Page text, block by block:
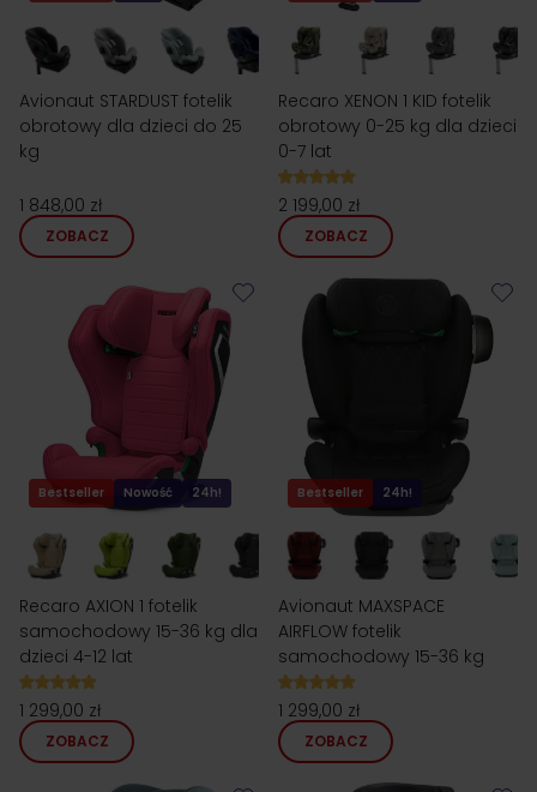
Avionaut STARDUST fotelik
obrotowy dla dzieci do 25
kg
1 848,00 zł
ZOBACZ
Recaro XENON 1 KID fotelik
obrotowy 0-25 kg dla dzieci
0-7 lat
2 199,00 zł
ZOBACZ
Bestseller Nowość 24h!
Recaro AXION 1 fotelik
samochodowy 15-36 kg dla
dzieci 4-12 lat
1 299,00 zł
ZOBACZ
Bestseller 24h!
Avionaut MAXSPACE
AIRFLOW fotelik
samochodowy 15-36 kg
1 299,00 zł
ZOBACZ